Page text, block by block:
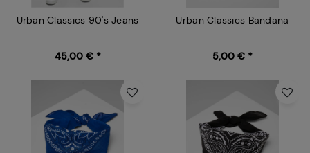
Urban Classics 90's Jeans
45,00 € *
Urban Classics Bandana
5,00 € *